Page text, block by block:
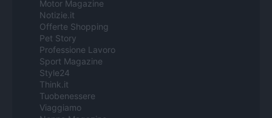
Motor Magazine
Notizie.it
Offerte Shopping
Pet Story
Professione Lavoro
Sport Magazine
Style24
Think.it
Tuobenessere
Viaggiamo